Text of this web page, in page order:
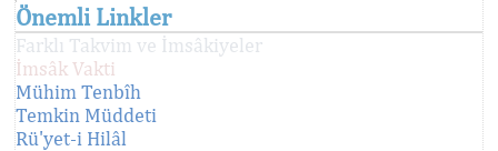
Önemli Linkler
Farklı Takvim ve İmsâkiyeler
İmsâk Vakti
Mühim Tenbîh
Temkin Müddeti
Rü'yet-i Hilâl